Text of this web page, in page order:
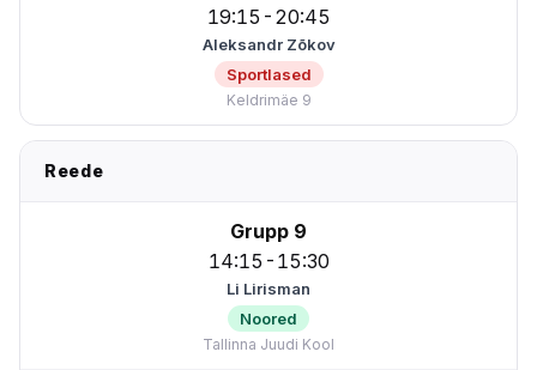
19:15-20:45
Sportlased
Aleksandr Zõkov
Keldrimäe 9
Reede
14:15-15:30
Grupp 9
Noored
Li Lirisman
Tallinna Juudi Kool